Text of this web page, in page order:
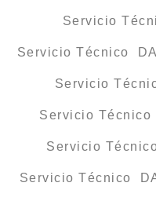
Servicio
Servicio Técnico
Servicio
Servicio
Servicio
Servicio Técnico